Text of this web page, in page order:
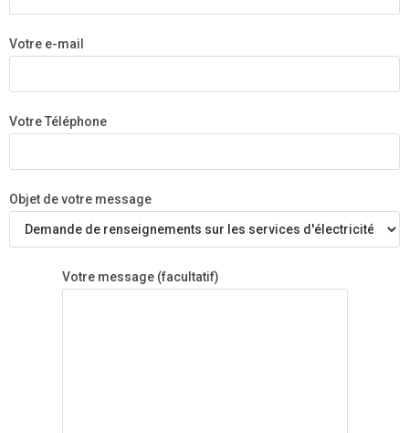
Votre e-mail
Votre Téléphone
Objet de votre message
Votre message (facultatif)